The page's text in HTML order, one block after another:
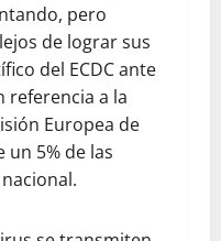
pero
de lograr sus
del ECDC ante
referencia a la
Europea de
un 5% de las